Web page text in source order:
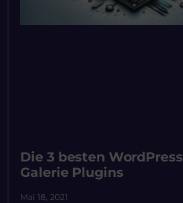
Die 3 besten WordPress
Galerie Plugins
Mai 18, 2021